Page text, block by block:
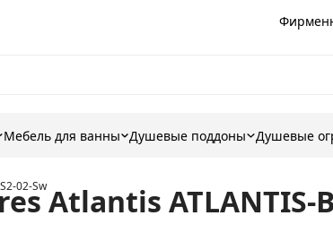
Мебель для ванны Душевые поддоны Душевые
02-SwAtlantis ATLANTIS-